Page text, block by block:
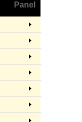
Panel